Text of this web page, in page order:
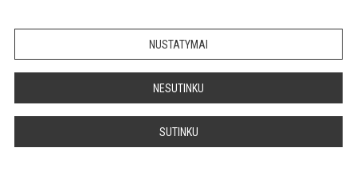
NUSTATYMAI
NESUTINKU
SUTINKU